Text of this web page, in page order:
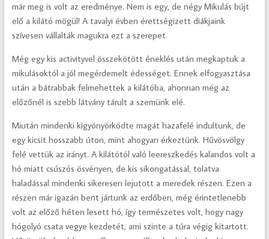
már meg is volt az eredménye. Nem is egy, de négy Mikulás bújt
elő a kilátó mögül! A tavalyi évben érettségizett diákjaink
szívesen vállalták magukra ezt a szerepet.
Még egy kis activityvel összekötött éneklés után megkaptuk a
mikulásoktól a jól megérdemelt édességet. Ennek elfogyasztása
után a bátrabbak felmehettek a kilátóba, ahonnan még az
előzőnél is szebb látvány tárult a szemünk elé.
Miután mindenki kigyönyörködte magát hazafelé indultunk, de
egy kicsit hosszabb úton, mint ahogyan érkeztünk. Hűvösvölgy
felé vettük az irányt. A kilátótól való leereszkedés kalandos volt a
hó miatt csúszós ösvényen, de kis sikongatással, tolatva
haladással mindenki sikeresen lejutott a meredek részen. Ezen a
részen már igazán bent jártunk az erdőben, még érintetlenebb
volt az előző héten lesett hó, így természetes volt, hogy nagy
hógolyó csata vegye kezdetét, ami szinte a túra végig kitartott.